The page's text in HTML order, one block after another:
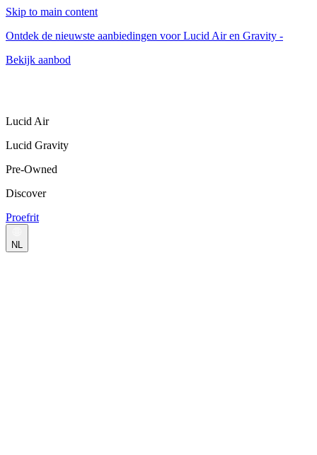
Skip to main content
Ontdek de nieuwste aanbiedingen voor Lucid Air en Gravity -
Bekijk aanbod
Lucid Air
Lucid Gravity
Pre-Owned
Discover
Proefrit
NL